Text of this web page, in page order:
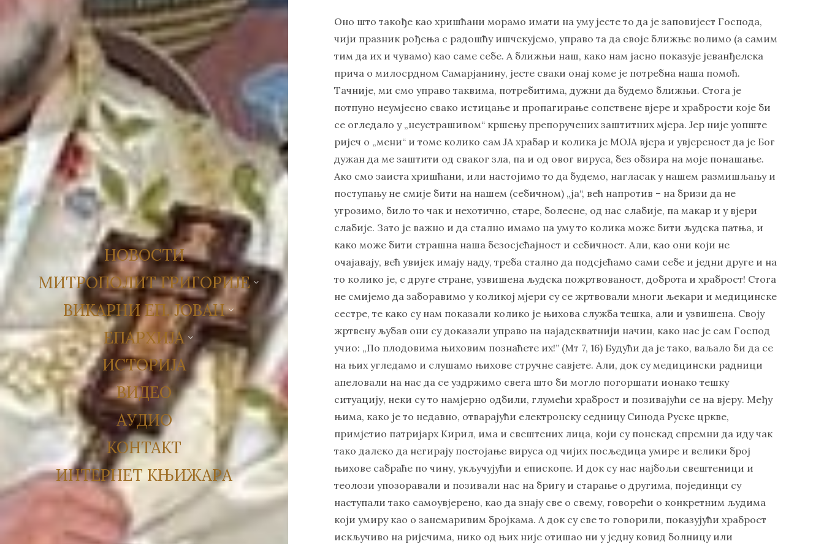
НОВОСТИ
МИТРОПОЛИТ ГРИГОРИЈЕ
ВИКАРНИ ЕП. ЈОВАН
ЕПАРХИЈА
ИСТОРИЈА
ВИДЕО
АУДИО
КОНТАКТ
ИНТЕРНЕТ КЊИЖАРА
Оно што такође као хришћани морамо имати на уму јесте то да је заповијест Господа,
чији празник рођења с радошћу ишчекујемо, управо та да своје ближње волимо (а самим
тим да их и чувамо) као саме себе. А ближњи наш, како нам јасно показује јеванђелска
прича о милосрдном Самарјанину, јесте сваки онај коме је потребна наша помоћ.
Тачније, ми смо управо таквима, потребитима, дужни да будемо ближњи. Стога је
потпуно неумјесно свако истицање и пропагирање сопствене вјере и храбрости које би
се огледало у „неустрашивом“ кршењу препоручених заштитних мјера. Јер није уопште
ријеч о „мени“ и томе колико сам ЈА храбар и колика је МОЈА вјера и увјереност да је Бог
дужан да ме заштити од сваког зла, па и од овог вируса, без обзира на моје понашање.
Ако смо заиста хришћани, или настојимо то да будемо, нагласак у нашем размишљању и
поступању не смије бити на нашем (себичном) „ја“, већ напротив – на бризи да не
угрозимо, било то чак и нехотично, старе, болесне, од нас слабије, па макар и у вјери
слабије. Зато је важно и да стално имамо на уму то колика може бити људска патња, и
како може бити страшна наша безосјећајност и себичност. Али, као они који не
очајавају, већ увијек имају наду, треба стално да подсјећамо сами себе и једни друге и на
то колико је, с друге стране, узвишена људска пожртвованост, доброта и храброст! Стога
не смијемо да заборавимо у коликој мјери су се жртвовали многи љекари и медицинске
сестре, те како су нам показали колико је њихова служба тешка, али и узвишена. Своју
жртвену љубав они су доказали управо на најадекватнији начин, како нас је сам Господ
учио: „По плодовима њиховим познаћете их!” (Мт 7, 16) Будући да је тако, ваљало би да се
на њих угледамо и слушамо њихове стручне савјете. Али, док су медицински радници
апеловали на нас да се уздржимо свега што би могло погоршати ионако тешку
ситуацију, неки су то намјерно одбили, глумећи храброст и позивајући се на вјеру. Mеђу
њима, како је то недавно, отварајући електронску седницу Синода Руске цркве,
примјетио патријарх Кирил, има и свештених лица, који су понекад спремни да иду чак
тако далеко да негирају постојање вируса од чијих посљедица умире и велики број
њихове сабраће по чину, укључујући и епископе. И док су нас најбољи свештеници и
теолози упозоравали и позивали нас на бригу и старање о другима, појединци су
наступали тако самоувјерено, као да знају све о свему, говорећи о конкретним људима
који умиру као о занемаривим бројкама. А док су све то говорили, показујући храброст
искључиво на ријечима, нико од њих није отишао ни у једну ковид болницу или